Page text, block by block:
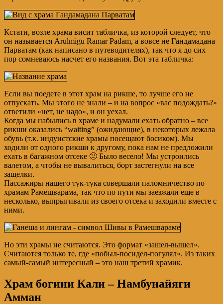
Кстати, возле храма висит табличка, из которой следует, что
он называется Arulmigu Ramar Padam, а вовсе не Гандамадана
Парватам (как написано в путеводителях), так что я до сих
пор сомневаюсь насчет его названия. Вот эта табличка:
Если вы поедете в этот храм на рикше, то лучше его не
отпускать. Мы этого не знали – и на вопрос «вас подождать?»
ответили «нет, не надо», и он уехал.
Когда мы набылись в храме и надумали ехать обратно – все
рикши оказались “waiting” (ожидающие), в некоторых лежала
обувь (т.к. индуистские храмы посещают босиком). Мы
ходили от одного рикши к другому, пока нам не предложили
ехать в багажном отсеке 🙂 Было весело! Мы устроились
валетом, а чтобы не вывалиться, борт застегнули на все
защелки.
Пассажиры нашего тук-тука совершали паломничество по
храмам Рамешварама, так что по пути мы заезжали еще в
несколько, выпрыгивали из своего отсека и заходили вместе с
ними.
Но эти храмы не считаются. Это формат «зашел-вышел».
Считаются только те, где «побыл-посидел-погулял». Из таких
самый-самый интересный – это наш третий храмик.
Храм богини Кали – Намбунайяги
Амман